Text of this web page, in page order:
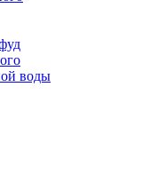
воды